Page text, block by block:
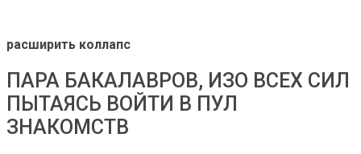
расширить коллапс
ПАРА БАКАЛАВРОВ, ИЗО ВСЕХ СИЛ
ПЫТАЯСЬ ВОЙТИ В ПУЛ
ЗНАКОМСТВ